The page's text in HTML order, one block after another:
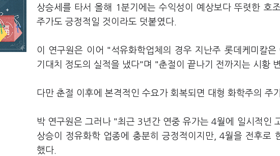
상승세를 타서 올해 1분기에는 수익성이 예상보다 뚜렷한 호
주가도 긍정적일 것이라도 덧붙였다.
이 연구원은 이어 "석유화학업체의 경우 지난주 롯데케미칼
기대치 정도의 실적을 냈다"며 "춘절이 끝나기 전까지는 시황
다만 춘절 이후에 본격적인 수요가 회복되면 대형 화학주의 주
박 연구원은 그러나 "최근 3년간 연중 유가는 4월에 일시적인
상승이 정유화학 업종에 충분히 긍정적이지만, 4월을 전후로
했다.